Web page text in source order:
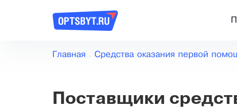
Главная Средства оказания первой
Поставщики